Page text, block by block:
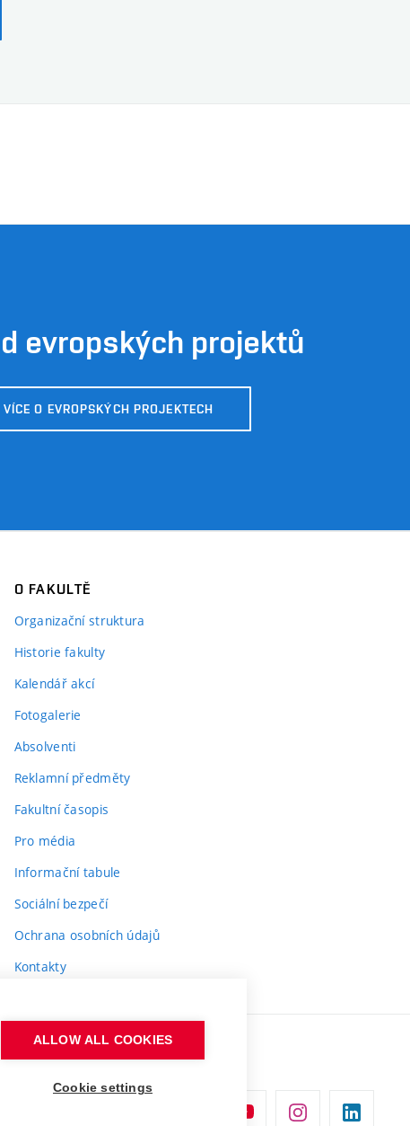
evropských projektů
VÍCE O EVROPSKÝCH PROJEKTECH
O FAKULTĚ
Organizační struktura
Historie fakulty
Kalendář akcí
Fotogalerie
Absolventi
Reklamní předměty
Fakultní časopis
Pro média
Informační tabule
Sociální bezpečí
Ochrana osobních údajů
Kontakty
ALLOW ALL COOKIES
Cookie settings